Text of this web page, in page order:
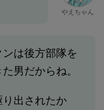
やえちゃん
は後方部隊を
男だからね。
出されたか